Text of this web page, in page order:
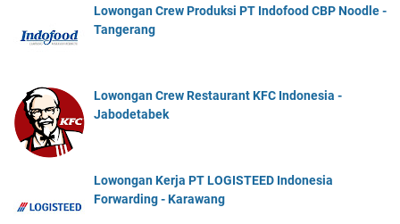
Lowongan Crew Produksi PT Indofood CBP Noodle -
Tangerang
Lowongan Crew Restaurant KFC Indonesia -
Jabodetabek
Lowongan Kerja PT LOGISTEED Indonesia
Forwarding - Karawang